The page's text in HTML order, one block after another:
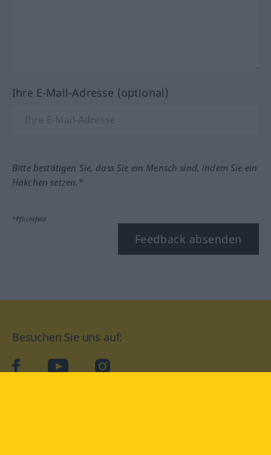
Ihre E-Mail-Adresse (optional)
Bitte bestätigen Sie, dass Sie ein Mensch sind, indem Sie ein
Häkchen setzen.*
*Pflichtfeld
Feedback absenden
Besuchen Sie uns auf:
facebookYouTube Instagram